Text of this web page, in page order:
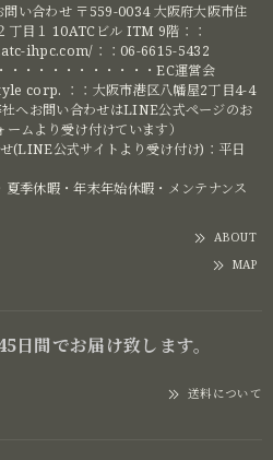
い合わせ 〒559-0034 大阪府大阪市住
丁目１ 10ATCビル ITM 9階：：
ihpc.com/：：06-6615-5432
・・・・・・・・・・・EC運営会
corp. ：：大阪市港区八幡屋2丁目4-4
へお問い合わせはLINE公式ページのお
ームより受け付けています）
(LINE公式サイトより受け付け)：平日
夏季休暇・年末年始休暇・メンテナンス
ABOUT
MAP
日間でお届け致します。
送料について